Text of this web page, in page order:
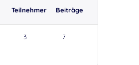
Teilnehmer Beiträge
3 7